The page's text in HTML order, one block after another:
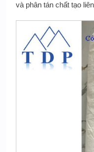
và phân tán chất tạo